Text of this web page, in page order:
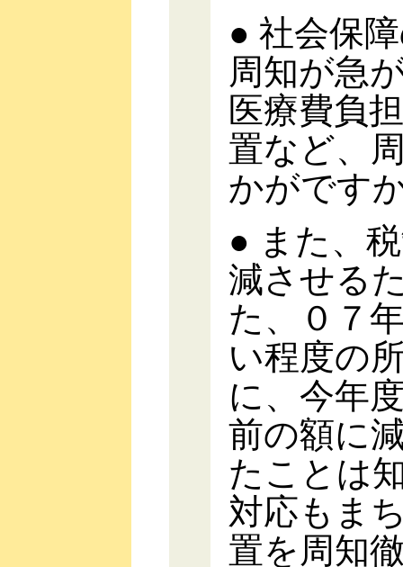
● 社会保
周知が急
医療費負
置など、
かがです
● また、
減させる
た、０７
い程度の
に、今年
前の額に
たことは
対応もま
置を周知